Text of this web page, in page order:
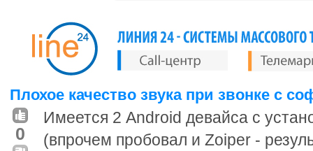
Плохое качество звука при звонке с
0
Имеется 2 Android девайса с
(впрочем пробовал и Zoiper -